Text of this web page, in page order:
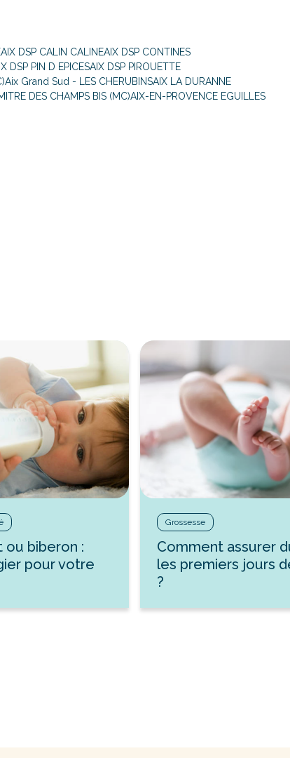
AIX DSP CALIN CALINEAIX DSP CONTINES
DSP PIN D EPICESAIX DSP PIROUETTE
Aix Grand Sud - LES CHERUBINSAIX LA DURANNE
DES CHAMPS BIS (MC)AIX-EN-PROVENCE EGUILLES
biberon :
pour votre
Grossesse
Comment assurer
les premiers jours
?